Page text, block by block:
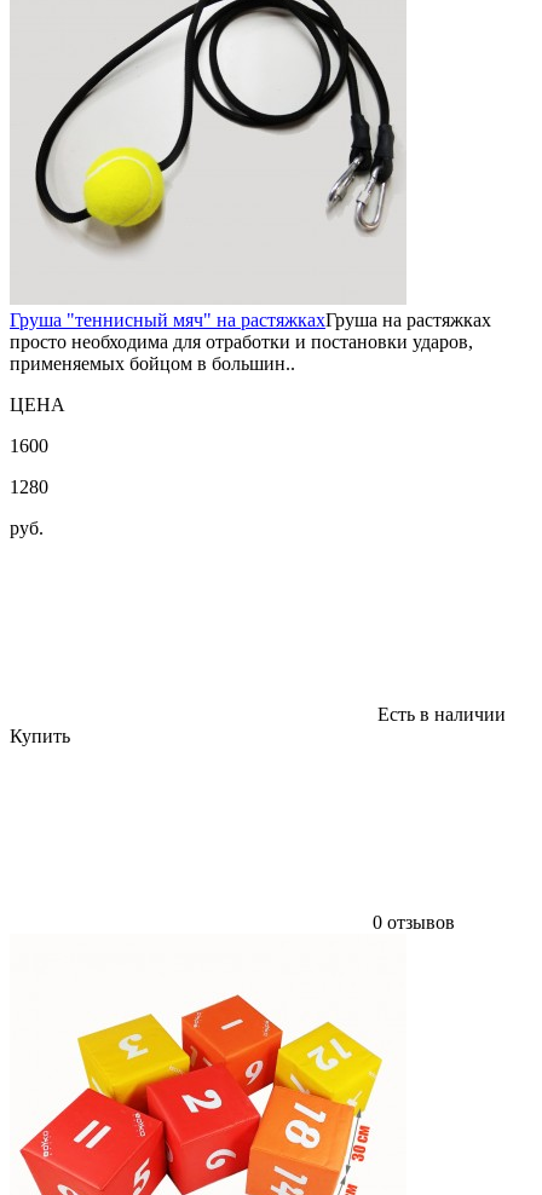
Груша "теннисный мяч" на растяжкахГруша на растяжках
просто необходима для отработки и постановки ударов,
применяемых бойцом в большин..
ЦЕНА
1600
1280
руб.
Есть в наличии
Купить
0 отзывов